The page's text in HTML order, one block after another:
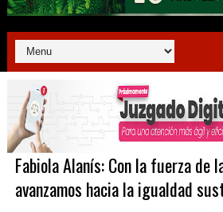
Fabiola Alanís: Con la fuerza de
avanzamos hacia la igualdad